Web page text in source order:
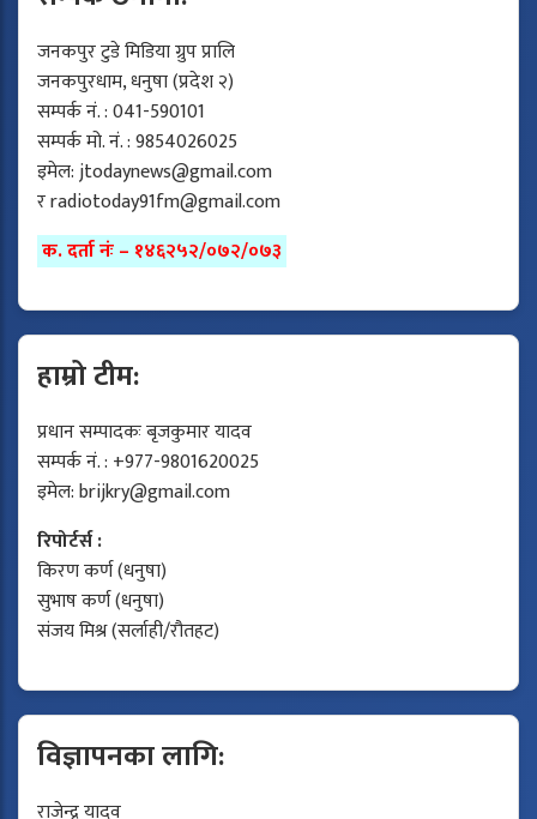
जनकपुर टुडे मिडिया ग्रुप प्रालि
जनकपुरधाम, धनुषा (प्रदेश २)
सम्पर्क नं. : 041-590101
सम्पर्क मो. नं. : 9854026025
इमेल:jtodaynews@gmail.com
रradiotoday91fm@gmail.com
क. दर्ता नंः – १४६२५२/०७२/०७३
हाम्रो टीम:
प्रधान सम्पादकः बृजकुमार यादव
सम्पर्क नं. : +977-9801620025
इमेल:brijkry@gmail.com
रिपोर्टर्स :
किरण कर्ण (धनुषा)
सुभाष कर्ण (धनुषा)
संजय मिश्र (सर्लाही/रौतहट)
विज्ञापनका लागि:
राजेन्द्र यादव